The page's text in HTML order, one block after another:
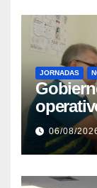
JORNADAS
Briceño
Aragua
06/08/